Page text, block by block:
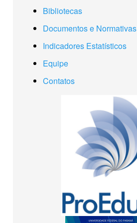
Bibliotecas
Documentos e Normativas
Indicadores Estatísticos
Equipe
Contatos